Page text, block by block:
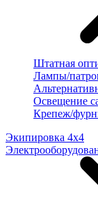
Штатная
Лампы/
Освещение
Крепеж/
Экипировка 4х4